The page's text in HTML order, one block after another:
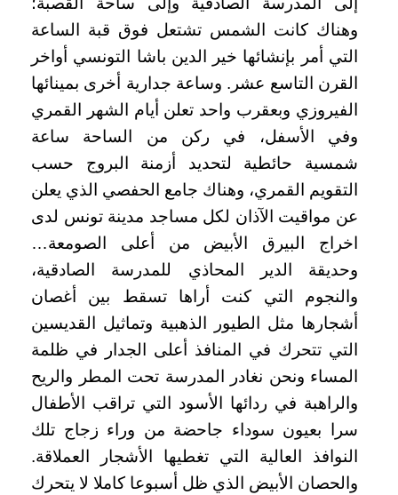
وهناك كانت الشمس تشتعل فوق قبة الساعة
التي أمر بإنشائها خير الدين باشا التونسي أواخر
القرن التاسع عشر. وساعة جدارية أخرى بمينائها
الفيروزي وبعقرب واحد تعلن أيام الشهر القمري
وفي الأسفل، في ركن من الساحة ساعة
شمسية حائطية لتحديد أزمنة البروج حسب
التقويم القمري، وهناك جامع الحفصي الذي يعلن
عن مواقيت الآذان لكل مساجد مدينة تونس لدى
اخراج البيرق الأبيض من أعلى الصومعة…
وحديقة الدير المحاذي للمدرسة الصادقية،
والنجوم التي كنت أراها تسقط بين أغصان
أشجارها مثل الطيور الذهبية وتماثيل القديسين
التي تتحرك في المنافذ أعلى الجدار في ظلمة
المساء ونحن نغادر المدرسة تحت المطر والريح
والراهبة في ردائها الأسود التي تراقب الأطفال
سرا بعيون سوداء جاحضة من وراء زجاج تلك
النوافذ العالية التي تغطيها الأشجار العملاقة.
والحصان الأبيض الذي ظل أسبوعا كاملا لا يتحرك